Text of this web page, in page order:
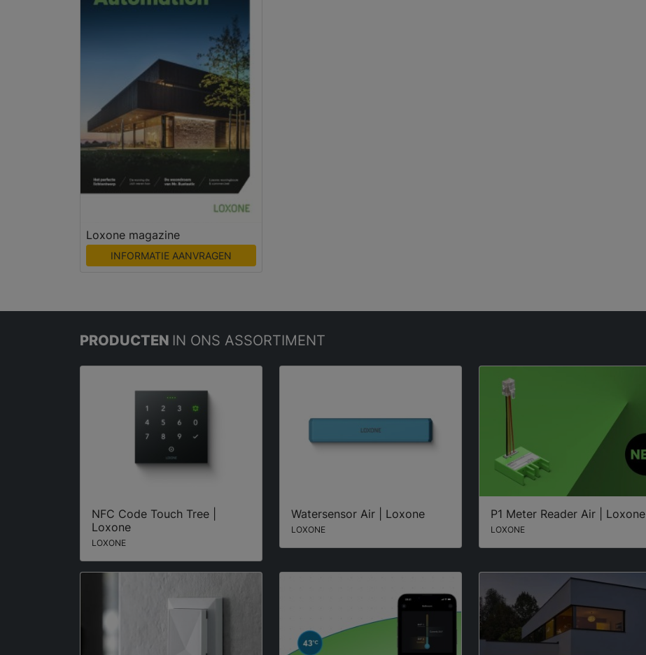
Loxone magazine
INFORMATIE AANVRAGEN
PRODUCTEN IN ONS ASSORTIMENT
NFC Code Touch Tree |
Loxone
LOXONE
Watersensor Air | Loxone
LOXONE
P1 Meter Reader Air | Loxone
LOXONE